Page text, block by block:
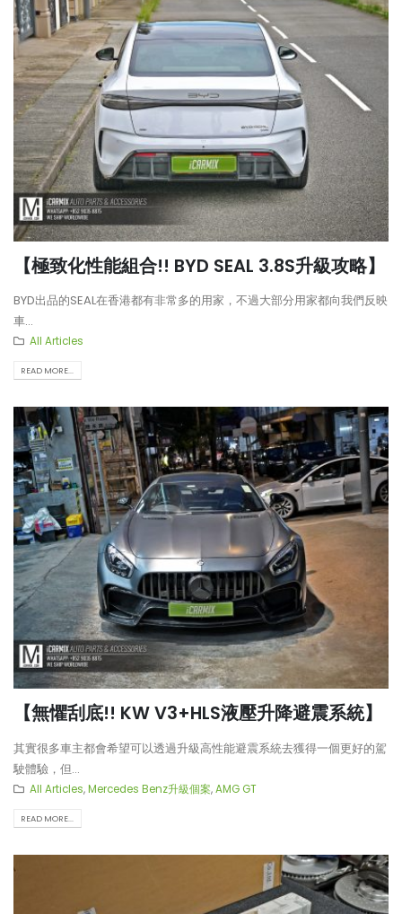
【極致化性能組合!! BYD SEAL 3.8S升級攻略】
BYD出品的SEAL在香港都有非常多的用家，不過大部分用家都向我們反映
車...
All Articles
READ MORE...
【無懼刮底!! KW V3+HLS液壓升降避震系統】
其實很多車主都會希望可以透過升級高性能避震系統去獲得一個更好的駕
駛體驗，但...
All Articles,Mercedes Benz升級個案,AMG GT
READ MORE...